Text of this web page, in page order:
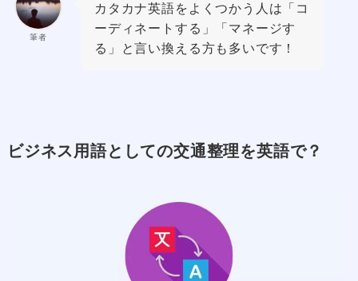
筆者
カタカナ英語をよくつかう人は「コ
ーディネートする」「マネージす
る」と言い換える方も多いです！
ビジネス用語としての交通整理を英語で？